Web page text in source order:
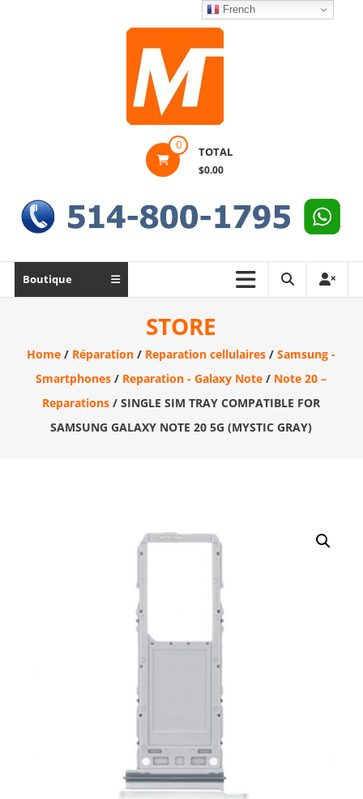
et
vente
Ordinateur,
cellulaire
0 TOTAL
$0.00
Boutique
STORE
Home / Réparation / Reparation cellulaires /Samsung -
Smartphones / Reparation - Galaxy Note / Note 20 –
Reparations / SINGLE SIM TRAY COMPATIBLE FOR
SAMSUNG GALAXY NOTE 20 5G (MYSTIC GRAY)
French